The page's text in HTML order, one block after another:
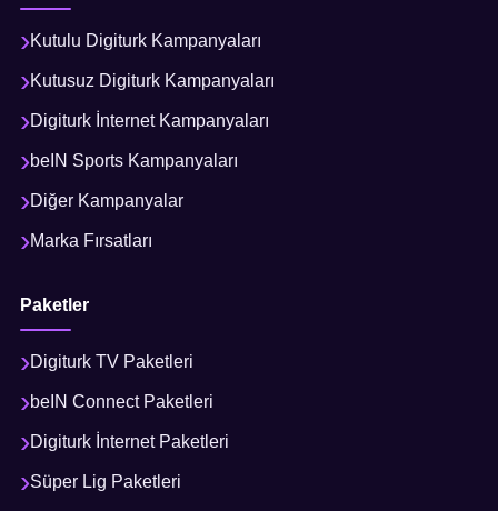
Kutulu Digiturk Kampanyaları
Kutusuz Digiturk Kampanyaları
Digiturk İnternet Kampanyaları
beIN Sports Kampanyaları
Diğer Kampanyalar
Marka Fırsatları
Paketler
Digiturk TV Paketleri
beIN Connect Paketleri
Digiturk İnternet Paketleri
Süper Lig Paketleri